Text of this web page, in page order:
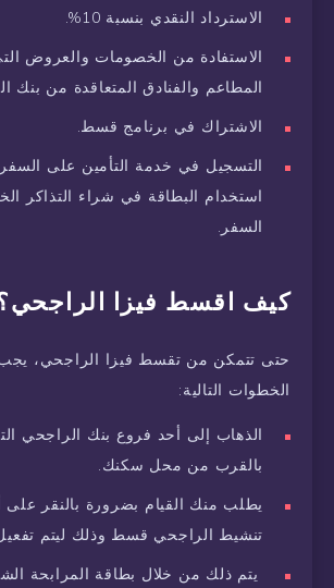
الاسترداد النقدي بنسبة 10%.
الاستفادة من الخصومات والعروض
المطاعم والفنادق المتعاقدة من بنك
الاشتراك في برنامج قسط.
التسجيل في خدمة التأمين على
استخدام البطاقة في شراء التذاكر
السفر.
كيف اقسط فيزا
حتى تتمكن من تقسط فيزا الراجحي،
الخطوات التالية:
الذهاب إلى أحد فروع بنك الراجحي
بالقرب من محل سكنك.
يطلب منك القيام بضرورة بالنقر على
تنشيط الراجحي قسط وذلك ليتم
يتم ذلك من خلال بطاقة المرابحة